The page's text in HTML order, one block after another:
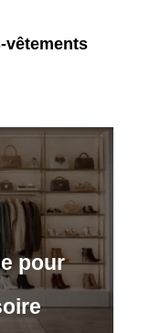
vêtements
pour